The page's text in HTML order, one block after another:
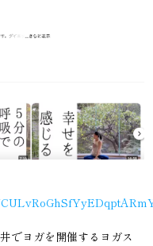
でヨガを開催するヨガス